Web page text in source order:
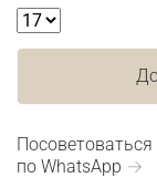
по WhatsApp →